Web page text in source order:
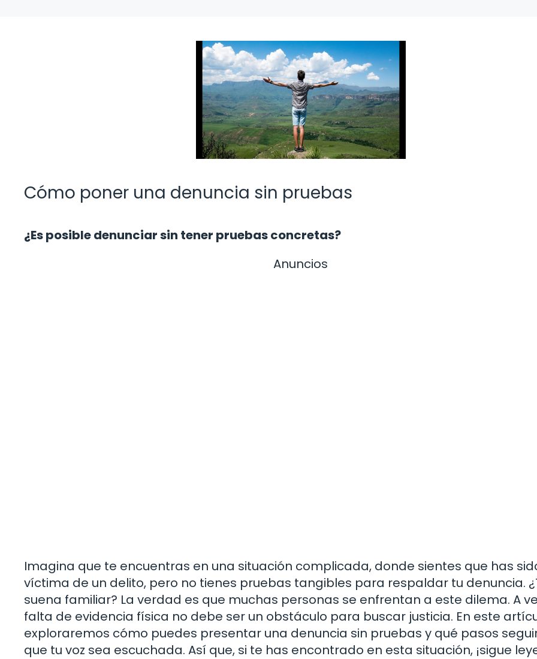
Cómo poner una denuncia sin pruebas
¿Es posible denunciar sin tener pruebas concretas?
Anuncios
Imagina que te encuentras en una situación complicada, donde sientes que has
víctima de un delito, pero no tienes pruebas tangibles para respaldar tu denuncia.
suena familiar? La verdad es que muchas personas se enfrentan a este dilema. A
falta de evidencia física no debe ser un obstáculo para buscar justicia. En este
exploraremos cómo puedes presentar una denuncia sin pruebas y qué pasos
que tu voz sea escuchada. Así que, si te has encontrado en esta situación, ¡sigue